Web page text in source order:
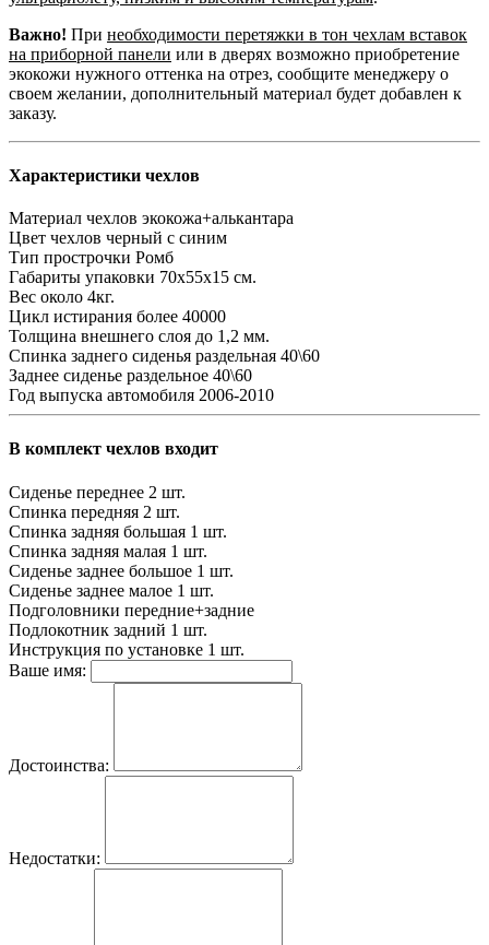
Важно! При необходимости перетяжки в тон чехлам вставок
на приборной панели или в дверях возможно приобретение
экокожи нужного оттенка на отрез, сообщите менеджеру о
своем желании, дополнительный материал будет добавлен к
заказу.
Характеристики чехлов
Материал чехлов экокожа+алькантара
Цвет чехлов черный с синим
Тип прострочки Ромб
Габариты упаковки 70х55х15 см.
Вес около 4кг.
Цикл истирания более 40000
Толщина внешнего слоя до 1,2 мм.
Спинка заднего сиденья раздельная 40\60
Заднее сиденье раздельное 40\60
Год выпуска автомобиля 2006-2010
В комплект чехлов входит
Сиденье переднее 2 шт.
Спинка передняя 2 шт.
Спинка задняя большая 1 шт.
Спинка задняя малая 1 шт.
Сиденье заднее большое 1 шт.
Сиденье заднее малое 1 шт.
Подголовники передние+задние
Подлокотник задний 1 шт.
Инструкция по установке 1 шт.
Ваше имя:
Достоинства:
Недостатки: